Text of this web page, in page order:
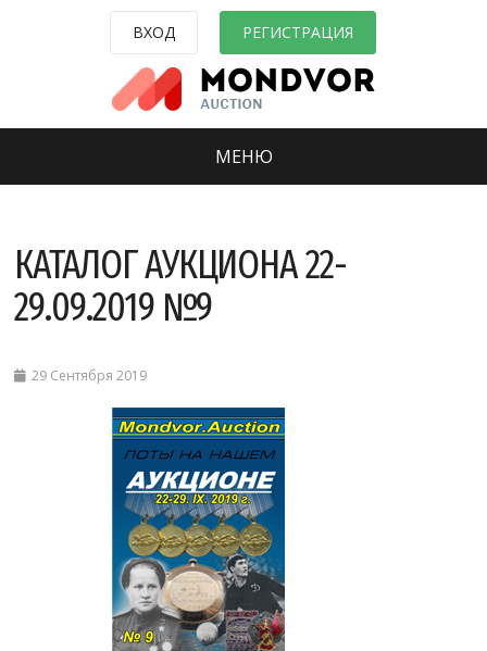
ВХОД РЕГИСТРАЦИЯ
МЕНЮ
КАТАЛОГ АУКЦИОНА 22-
29.09.2019 №9
29 Сентября 2019